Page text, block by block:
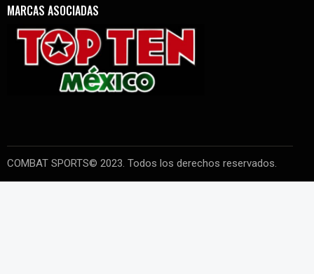
MARCAS ASOCIADAS
COMBAT SPORTS© 2023. Todos los derechos reservados.